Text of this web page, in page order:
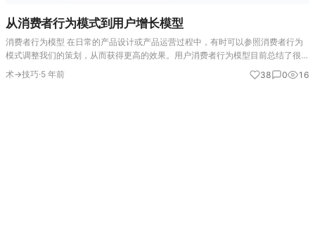
从消费者行为模式到用户增长模型
消费者行为模型 在日常的产品设计或产品运营过程中，有时可以参照消费者行为
模式调整我们的策划，从而获得更高的效果。用户消费者行为模型目前总结了很多
的类型。具体使用哪些类型还需要考虑具体的场景。 AIDA 1898年，美国广告学
家艾里亚斯·路易…
术→技巧·5 年前 38 0 16